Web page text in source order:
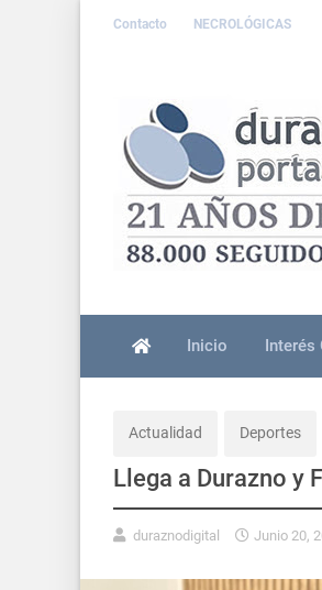
Contacto NECROLÓGICAS
Inicio Interés
Actualidad Deportes
Llega a Durazno y
duraznodigital Junio 20,